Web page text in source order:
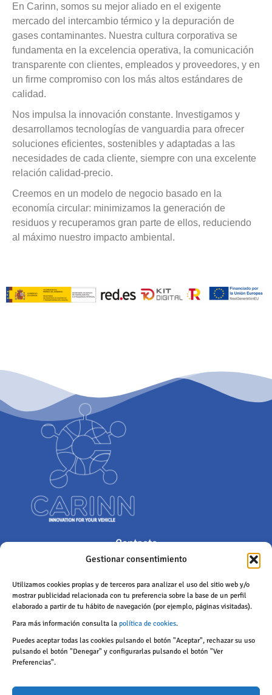
Gestionar consentimiento
Utilizamos cookies propias y de terceros para analizar el uso del sitio web y/o
mostrar publicidad relacionada con tu preferencia sobre la base de un perfil
elaborado a partir de tu hábito de navegación (por ejemplo, páginas visitadas).
Para más información consulta la política de cookies.
Puedes aceptar todas las cookies pulsando el botón "Aceptar", rechazar su uso
pulsando el botón "Denegar" y configurarlas pulsando el botón "Ver
Preferencias".
En Carinn, somos su mejor aliado en el exigente
mercado del intercambio térmico y la depuración de
gases contaminantes. Nuestra cultura corporativa se
fundamenta en la excelencia operativa, la comunicación
transparente con clientes, empleados y proveedores, y en
un firme compromiso con los más altos estándares de
calidad.
Nos impulsa la innovación constante. Investigamos y
desarrollamos tecnologías de vanguardia para ofrecer
soluciones eficientes, sostenibles y adaptadas a las
necesidades de cada cliente, siempre con una excelente
relación calidad-precio.
Creemos en un modelo de negocio basado en la
economía circular: minimizamos la generación de
residuos y recuperamos gran parte de ellos, reduciendo
al máximo nuestro impacto ambiental.
Contacto
Polígono Industrial de Castrillo, Calle San Juan 18, 24199, Castrillo
info@carinngroup.com
c.sahelices@carinngroup.com
Políticas de privacidad